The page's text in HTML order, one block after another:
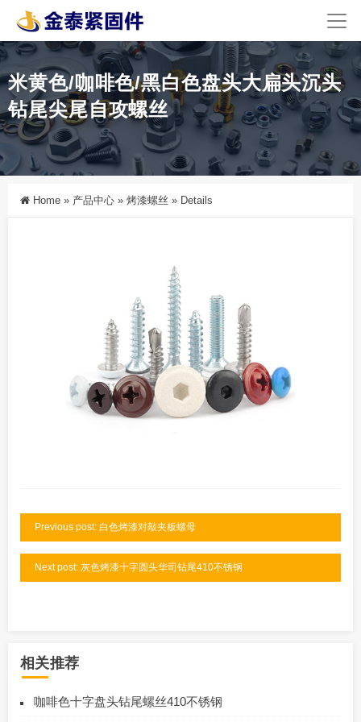
米黄色/咖啡色/黑白色盘头大扁头沉头
钻尾尖尾自攻螺丝
Home » 产品中心 » 烤漆螺丝 » Details
Previous post: 白色烤漆对敲夹板螺母
Next post: 灰色烤漆十字圆头华司钻尾410不锈钢
相关推荐
咖啡色十字盘头钻尾螺丝410不锈钢